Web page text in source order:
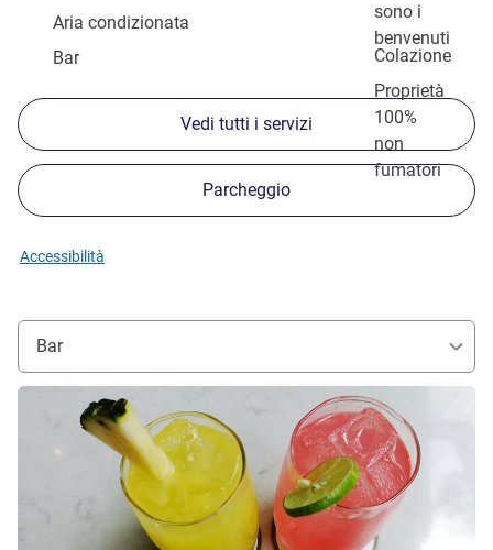
sono i
benvenuti
Aria condizionata
Colazione
Bar
Proprietà
100%
non
fumatori
Vedi tutti i servizi
Parcheggio
Accessibilità
Bar
Visualizza dettagli